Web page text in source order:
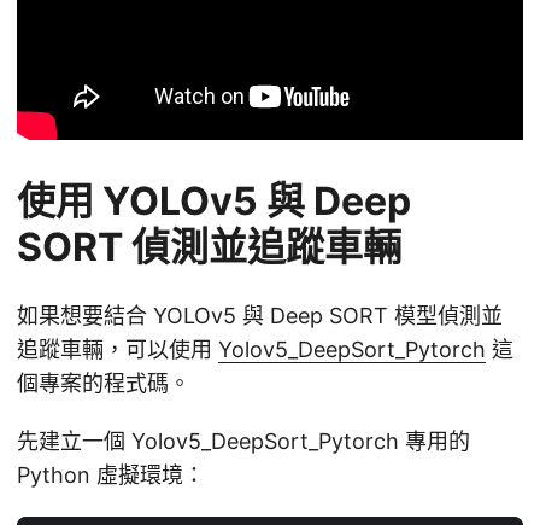
使用 YOLOv5 與 Deep
SORT 偵測並追蹤車輛
如果想要結合 YOLOv5 與 Deep SORT 模型偵測並
追蹤車輛，可以使用 Yolov5_DeepSort_Pytorch 這
個專案的程式碼。
先建立一個 Yolov5_DeepSort_Pytorch 專用的
Python 虛擬環境：